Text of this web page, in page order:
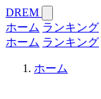
DREM
ホーム ランキング
ホーム ランキング
ホーム